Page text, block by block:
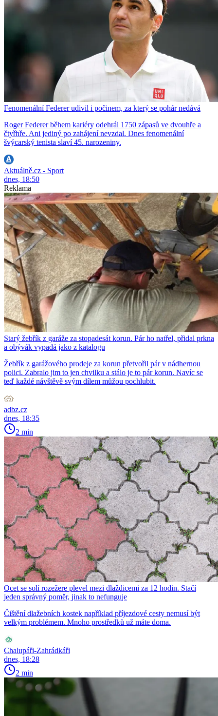
Fenomenální Federer udivil i počinem, za který se pohár nedává
Roger Federer během kariéry odehrál 1750 zápasů ve dvouhře a
čtyřhře. Ani jediný po zahájení nevzdal. Dnes fenomenální
švýcarský tenista slaví 45. narozeniny.
Aktuálně.cz - Sport
dnes, 18:50
Reklama
Starý žebřík z garáže za stopadesát korun. Pár ho natřel, přidal prkna
a obývák vypadá jako z katalogu
Žebřík z garážového prodeje za korun přetvořil pár v nádhernou
polici. Zabralo jim to jen chvilku a stálo je to pár korun. Navíc se
teď každé návštěvě svým dílem můžou pochlubit.
adbz.cz
dnes, 18:35
2 min
Ocet se solí rozežere plevel mezi dlaždicemi za 12 hodin. Stačí
jeden správný poměr, jinak to nefunguje
Čištění dlažebních kostek například příjezdové cesty nemusí být
velkým problémem. Mnoho prostředků už máte doma.
Chalupáři-Zahrádkáři
dnes, 18:28
2 min